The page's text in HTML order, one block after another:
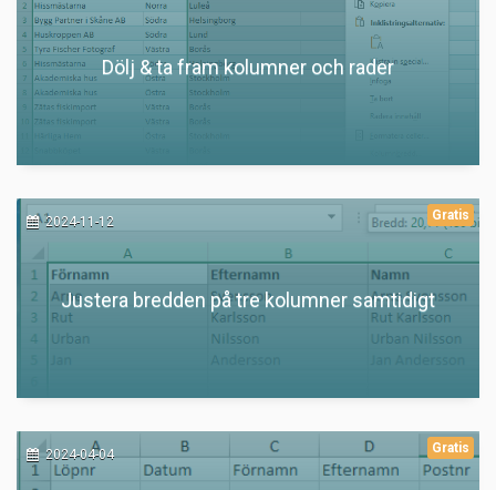
Dölj & ta fram kolumner och rader
Gratis
2024-11-12
Justera bredden på tre kolumner samtidigt
Gratis
2024-04-04